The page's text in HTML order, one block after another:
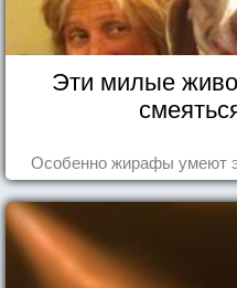
Эти милые
Особенно жирафы умеют